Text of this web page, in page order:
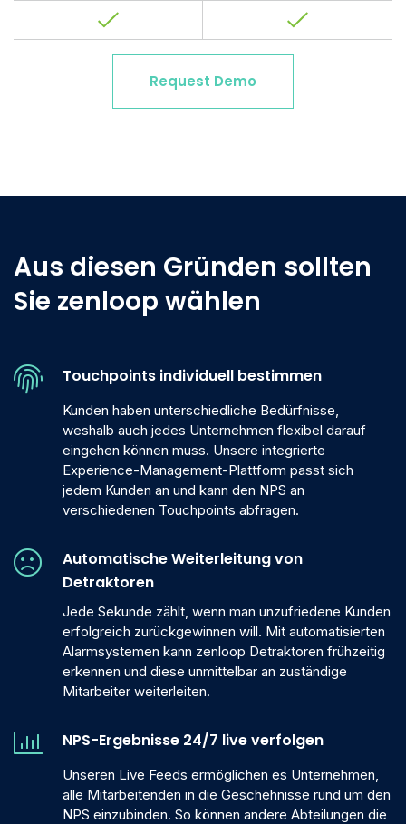
Request Demo
Aus diesen Gründen sollten
Sie zenloop wählen
Touchpoints individuell bestimmen
Kunden haben unterschiedliche Bedürfnisse,
weshalb auch jedes Unternehmen flexibel darauf
eingehen können muss. Unsere integrierte
Experience-Management-Plattform passt sich
jedem Kunden an und kann den NPS an
verschiedenen Touchpoints abfragen.
Automatische Weiterleitung von
Detraktoren
Jede Sekunde zählt, wenn man unzufriedene Kunden
erfolgreich zurückgewinnen will. Mit automatisierten
Alarmsystemen kann zenloop Detraktoren frühzeitig
erkennen und diese unmittelbar an zuständige
Mitarbeiter weiterleiten.
NPS-Ergebnisse 24/7 live verfolgen
Unseren Live Feeds ermöglichen es Unternehmen,
alle Mitarbeitenden in die Geschehnisse rund um den
NPS einzubinden. So können andere Abteilungen die